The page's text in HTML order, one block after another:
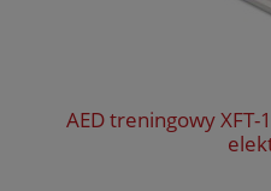
AED treningowy